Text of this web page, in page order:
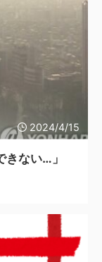
2024/4/15
きない…」